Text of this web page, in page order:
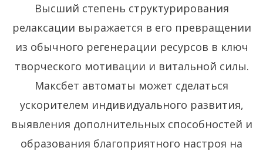
Высший степень структурирования
релаксации выражается в его превращении
из обычного регенерации ресурсов в ключ
творческого мотивации и витальной силы.
Максбет автоматы может сделаться
ускорителем индивидуального развития,
выявления дополнительных способностей и
образования благоприятного настроя на